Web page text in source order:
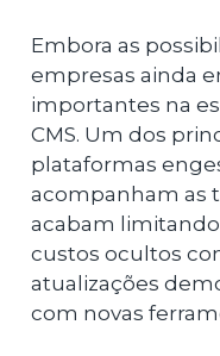
Embora as
empresas ainda
importantes na
CMS. Um dos
plataformas
acompanham as
acabam limitando
custos ocultos
atualizações
com novas